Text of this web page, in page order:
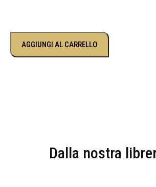
AGGIUNGI AL CARRELLO
Dalla nostra